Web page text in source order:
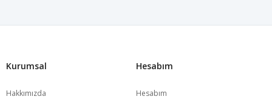
Kurumsal
Hakkımızda
Hesabım
Hesabım